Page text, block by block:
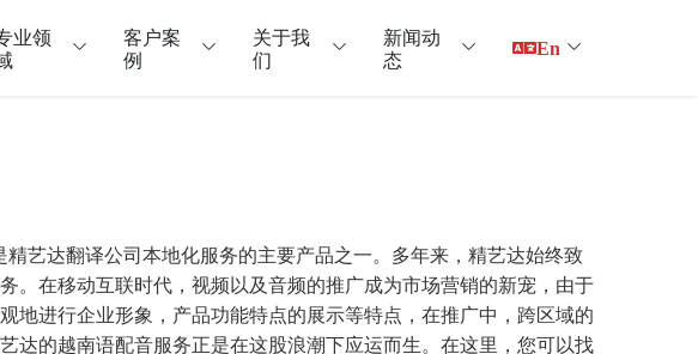
业领
客户案
例
关于我
们
新闻动
态
En
艺达翻译公司本地化服务的主要产品之一。多年来，精艺达始终致
。在移动互联时代，视频以及音频的推广成为市场营销的新宠，由于
地进行企业形象，产品功能特点的展示等特点，在推广中，跨区域的
达的越南语配音服务正是在这股浪潮下应运而生。在这里，您可以找